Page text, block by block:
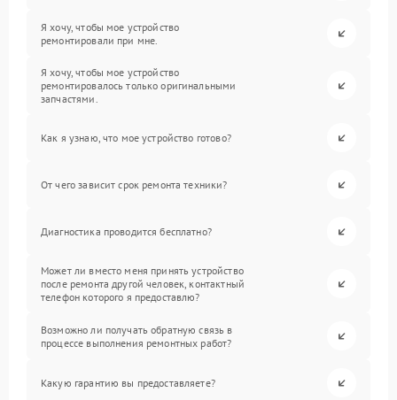
Я хочу, чтобы мое устройство
ремонтировали при мне.
Я хочу, чтобы мое устройство
ремонтировалось только оригинальными
запчастями.
Как я узнаю, что мое устройство готово?
От чего зависит срок ремонта техники?
Диагностика проводится бесплатно?
Может ли вместо меня принять устройство
после ремонта другой человек, контактный
телефон которого я предоставлю?
Возможно ли получать обратную связь в
процессе выполнения ремонтных работ?
Какую гарантию вы предоставляете?